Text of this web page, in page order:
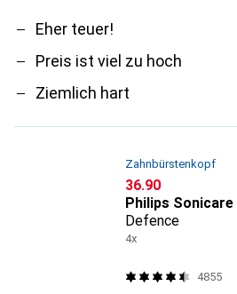
Eher teuer!
Preis ist viel zu hoch
Ziemlich hart
Zahnbürstenkopf
CHF
36.90
Philips Sonicare
Defence
4x
4855